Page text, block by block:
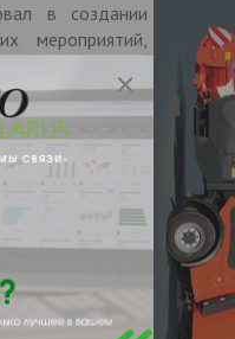
в создании
мероприятий,
АПК. И в
потрачено не
время
за
Крутой. -
2026 года,
мы сегодня
получается и
чтобы ситуацию